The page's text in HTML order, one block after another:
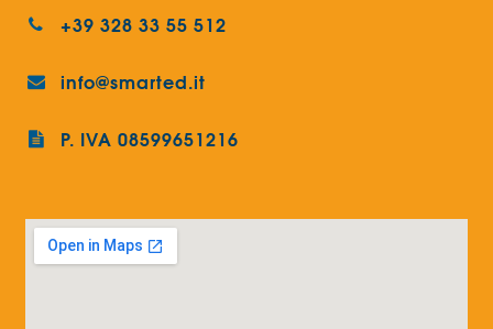
+39 328 33 55 512
info@smarted.it
P. IVA 08599651216